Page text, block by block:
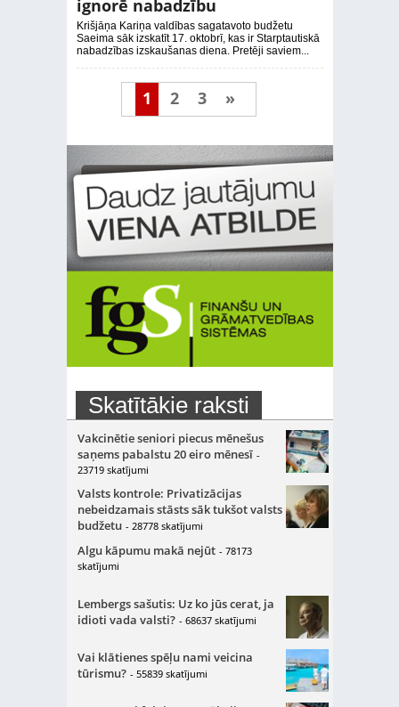
ignorē nabadzību
Krišjāņa Kariņa valdības sagatavoto budžetu
Saeima sāk izskatīt 17. oktobrī, kas ir Starptautiskā
nabadzības izskaušanas diena. Pretēji saviem...
1 2 3 »
Skatītākie raksti
Vakcinētie seniori piecus mēnešus
saņems pabalstu 20 eiro mēnesī -
23719 skatījumi
Valsts kontrole: Privatizācijas
nebeidzamais stāsts sāk tukšot valsts
budžetu - 28778 skatījumi
Algu kāpumu makā nejūt - 78173
skatījumi
Lembergs sašutis: Uz ko jūs cerat, ja
idioti vada valsti? - 68637 skatījumi
Vai klātienes spēļu nami veicina
tūrismu? - 55839 skatījumi